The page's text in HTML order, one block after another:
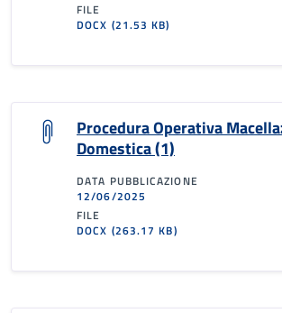
FILE
DOCX (21.53 KB)
Procedura Operativa
Domestica (1)
DATA PUBBLICAZIONE
12/06/2025
FILE
DOCX (263.17 KB)